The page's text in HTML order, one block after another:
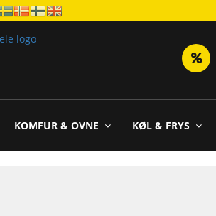
KOMFUR & OVNE KØL & FRYS